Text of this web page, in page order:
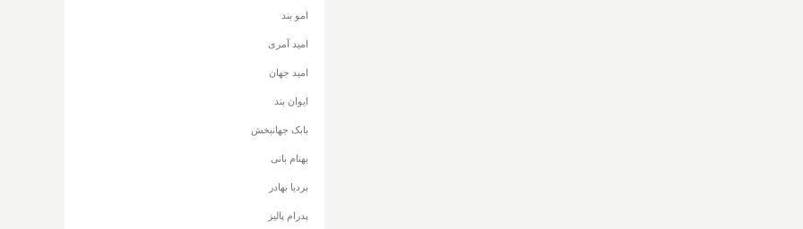
امو بند
امید آمری
امید جهان
ایوان بند
بابک جهانبخش
بهنام بانی
بردیا بهادر
پدرام پالیز